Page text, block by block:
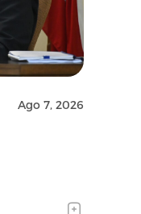
Ago 7, 2026